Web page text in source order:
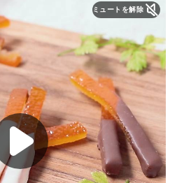
ミュートを解除